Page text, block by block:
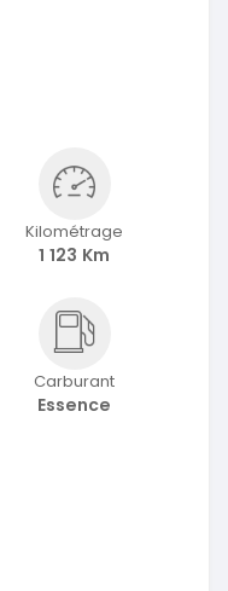
Kilométrage
1 123 Km
Carburant
Essence